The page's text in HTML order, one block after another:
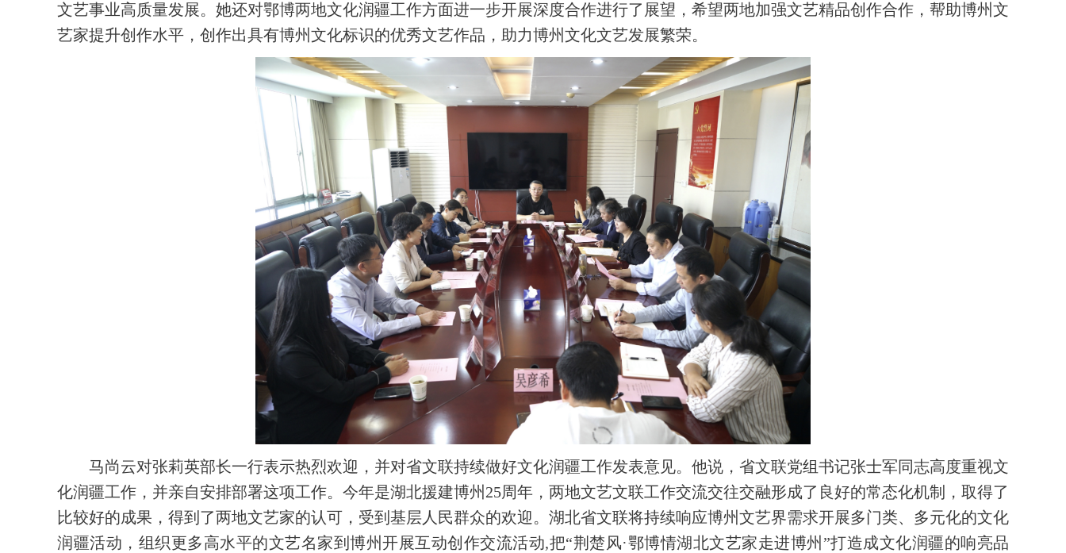
文艺事业高质量发展。她还对鄂博两地文化润疆工作方面进一步开展深度合作进行了展望，希望两地加强文艺精品创作合作，帮助博州文
艺家提升创作水平，创作出具有博州文化标识的优秀文艺作品，助力博州文化文艺发展繁荣。
马尚云对张莉英部长一行表示热烈欢迎，并对省文联持续做好文化润疆工作发表意见。他说，省文联党组书记张士军同志高度重视文
化润疆工作，并亲自安排部署这项工作。今年是湖北援建博州25周年，两地文艺文联工作交流交往交融形成了良好的常态化机制，取得了
比较好的成果，得到了两地文艺家的认可，受到基层人民群众的欢迎。湖北省文联将持续响应博州文艺界需求开展多门类、多元化的文化
润疆活动，组织更多高水平的文艺名家到博州开展互动创作交流活动,把“荆楚风·鄂博情湖北文艺家走进博州”打造成文化润疆的响亮品